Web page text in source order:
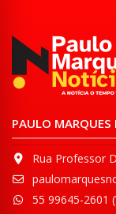
PAULO MARQUES
Rua Professor
55 99645-2601